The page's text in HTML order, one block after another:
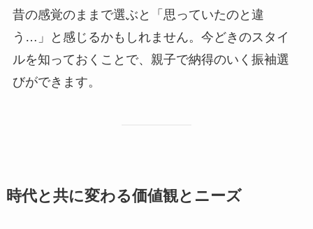
昔の感覚のままで選ぶと「思っていたのと違
う…」と感じるかもしれません。今どきのスタイ
ルを知っておくことで、親子で納得のいく振袖選
びができます。
時代と共に変わる価値観とニーズ